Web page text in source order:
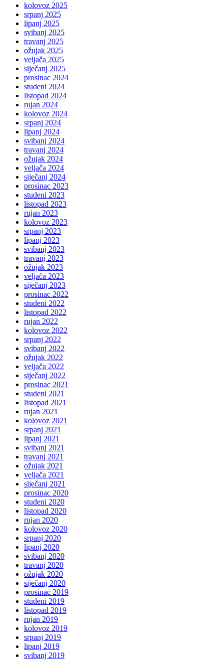
kolovoz 2025
srpanj 2025
lipanj 2025
svibanj 2025
travanj 2025
ožujak 2025
veljača 2025
siječanj 2025
prosinac 2024
studeni 2024
listopad 2024
rujan 2024
kolovoz 2024
srpanj 2024
lipanj 2024
svibanj 2024
travanj 2024
ožujak 2024
veljača 2024
siječanj 2024
prosinac 2023
studeni 2023
listopad 2023
rujan 2023
kolovoz 2023
srpanj 2023
lipanj 2023
svibanj 2023
travanj 2023
ožujak 2023
veljača 2023
siječanj 2023
prosinac 2022
studeni 2022
listopad 2022
rujan 2022
kolovoz 2022
srpanj 2022
svibanj 2022
ožujak 2022
veljača 2022
siječanj 2022
prosinac 2021
studeni 2021
listopad 2021
rujan 2021
kolovoz 2021
srpanj 2021
lipanj 2021
svibanj 2021
travanj 2021
ožujak 2021
veljača 2021
siječanj 2021
prosinac 2020
studeni 2020
listopad 2020
rujan 2020
kolovoz 2020
srpanj 2020
lipanj 2020
svibanj 2020
travanj 2020
ožujak 2020
siječanj 2020
prosinac 2019
studeni 2019
listopad 2019
rujan 2019
kolovoz 2019
srpanj 2019
lipanj 2019
svibanj 2019